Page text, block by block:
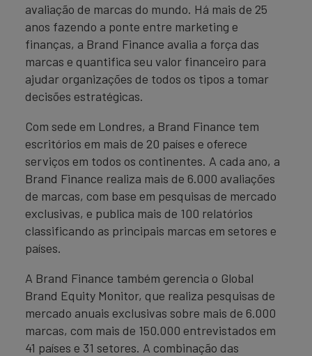
avaliação de marcas do mundo. Há mais de 25
anos fazendo a ponte entre marketing e
finanças, a Brand Finance avalia a força das
marcas e quantifica seu valor financeiro para
ajudar organizações de todos os tipos a tomar
decisões estratégicas.
Com sede em Londres, a Brand Finance tem
escritórios em mais de 20 países e oferece
serviços em todos os continentes. A cada ano, a
Brand Finance realiza mais de 6.000 avaliações
de marcas, com base em pesquisas de mercado
exclusivas, e publica mais de 100 relatórios
classificando as principais marcas em setores e
países.
A Brand Finance também gerencia o Global
Brand Equity Monitor, que realiza pesquisas de
mercado anuais exclusivas sobre mais de 6.000
marcas, com mais de 150.000 entrevistados em
41 países e 31 setores. A combinação das